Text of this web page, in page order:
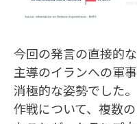
今回の発言の直接的
主導のイランへの軍
消極的な姿勢でした
作戦について、複数